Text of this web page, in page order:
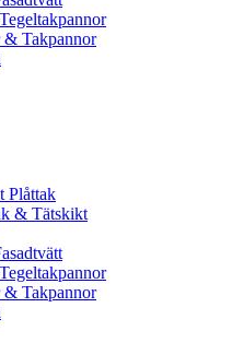
& Takpannor
Plåttak
& Tätskikt
& Takpannor